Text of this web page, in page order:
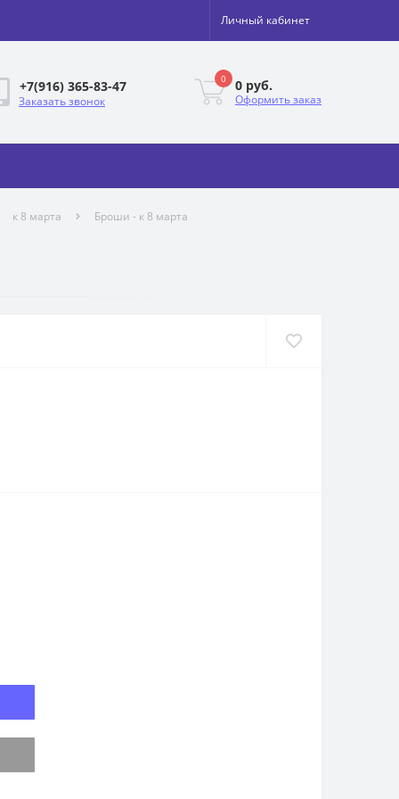
Личный кабинет
+7(916) 365-83-47
Заказать звонок
0 0 руб.
Оформить заказ
к 8 марта Броши - к 8 марта